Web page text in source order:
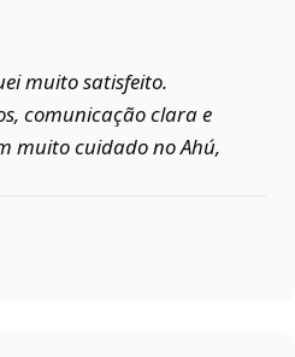
muito satisfeito.
comunicação clara e
muito cuidado no Ahú,